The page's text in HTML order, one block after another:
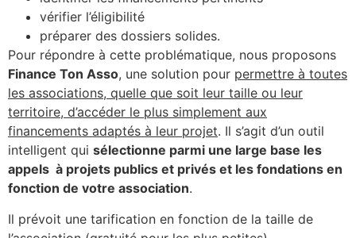
vérifier l’éligibilité
préparer des dossiers solides.
Pour répondre à cette problématique, nous proposons
Finance Ton Asso, une solution pour permettre à toutes
les associations, quelle que soit leur taille ou leur
territoire, d’accéder le plus simplement aux
financements adaptés à leur projet. Il s’agit d’un outil
intelligent qui sélectionne parmi une large base les
appels à projets publics et privés et les fondations en
fonction de votre association.
Il prévoit une tarification en fonction de la taille de